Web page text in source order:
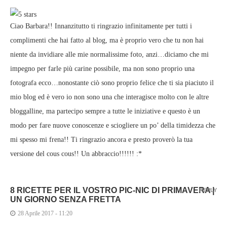
Ciao Barbara!! Innanzitutto ti ringrazio infinitamente per tutti i
complimenti che hai fatto al blog, ma è proprio vero che tu non hai
niente da invidiare alle mie normalissime foto, anzi…diciamo che mi
impegno per farle più carine possibile, ma non sono proprio una
fotografa ecco…nonostante ciò sono proprio felice che ti sia piaciuto il
mio blog ed è vero io non sono una che interagisce molto con le altre
bloggalline, ma partecipo sempre a tutte le iniziative e questo è un
modo per fare nuove conoscenze e sciogliere un po’ della timidezza che
mi spesso mi frena!! Ti ringrazio ancora e presto proverò la tua
versione del cous cous!! Un abbraccio!!!!!! :*
8 RICETTE PER IL VOSTRO PIC-NIC DI PRIMAVERA |
UN GIORNO SENZA FRETTA
28 Aprile 2017 - 11:20
REPLY